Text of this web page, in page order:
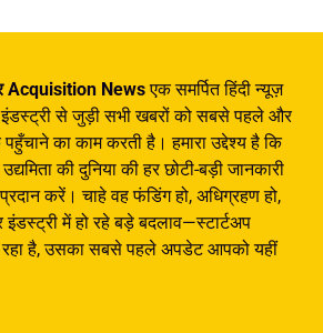
Acquisition Newsएक समर्पित हिंदी न्यूज़
इंडस्ट्री से जुड़ी सभी खबरों को सबसे पहले और
का काम करती है। हमारा उद्देश्य है कि
की दुनिया की हर छोटी-बड़ी जानकारी
करें। चाहे वह फंडिंग हो, अधिग्रहण हो,
इंडस्ट्री में हो रहे बड़े बदलाव—स्टार्टअप
रहा है, उसका सबसे पहले अपडेट आपको यहीं